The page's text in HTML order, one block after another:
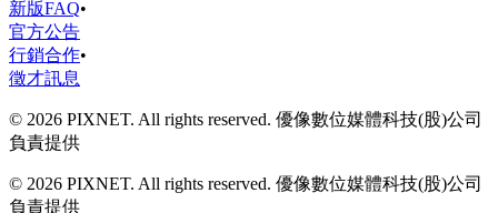
新版FAQ•
官方公告
行銷合作•
徵才訊息
© 2026 PIXNET. All rights reserved. 優像數位媒體科技(股)公司
負責提供
© 2026 PIXNET. All rights reserved. 優像數位媒體科技(股)公司
負責提供